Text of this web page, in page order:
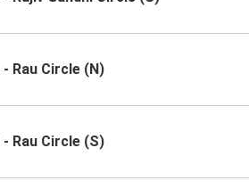
Rau Circle (N)
Rau Circle (S)